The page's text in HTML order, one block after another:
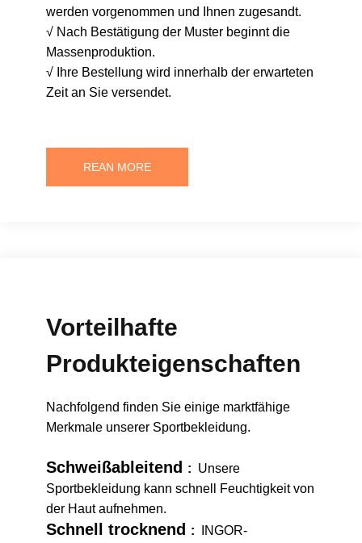
werden vorgenommen und Ihnen zugesandt.
√ Nach Bestätigung der Muster beginnt die
Massenproduktion.
√ Ihre Bestellung wird innerhalb der erwarteten
Zeit an Sie versendet.
REAN MORE
Vorteilhafte
Produkteigenschaften
Nachfolgend finden Sie einige marktfähige
Merkmale unserer Sportbekleidung.
Schweißableitend : Unsere
Sportbekleidung kann schnell Feuchtigkeit von
der Haut aufnehmen.
Schnell trocknend :
INGOR-